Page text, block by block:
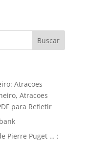
Atracoes
Atracoes
para Refletir
Pierre Puget … :